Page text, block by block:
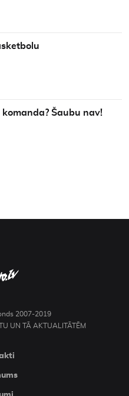
Šaubu nav!
2007-2019
UN TĀ AKTUALITĀTĒM